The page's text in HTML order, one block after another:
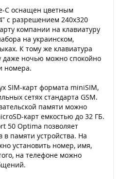
C оснащен цветным
с разрешением 240х320
компании на клавиатуру
на украинском,
К тому же клавиатура
даже ночью можно спокойно
номера.
SIM-карт формата miniSIM,
сетях стандарта GSM.
памяти можно
карт емкостью до 32 ГБ.
50 Optima позволяет
в памяти устройства. На
установить номер, имя,
на телефоне можно